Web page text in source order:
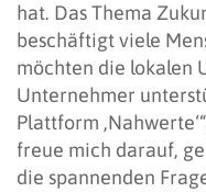
hat. Das Thema
beschäftigt viele
möchten die lokalen
Unternehmer
Plattform
freue mich darauf,
die spannenden